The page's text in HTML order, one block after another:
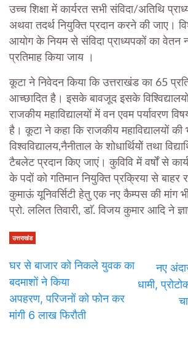
उच्च शिक्षा में कार्यरत सभी संविदा/अतिथि
अथवा तदर्थ नियुक्ति प्रदान करने की जाए।
आयोग के नियम से संविदा प्राध्यपकों का
प्रतिमाह किया जाय ।
कूटा ने निवेदन किया कि उत्तराखंड का 65
आच्छादित है। इसके बावजूद इसके
राजकीय महाविद्यालयों में वन एवम पर्यावरण
है। कूटा ने कहा कि राजकीय महाविद्यालयों की
विश्वविद्यालय,नैनीताल के शोधार्थियोें तथा
टैबलेट प्रदान किए जाएं। कुविवि में वर्षों से
के पदों को गतिमान नियुक्ति प्रक्रिया से
कुमाऊं यूनिवर्सिटी हेतु एक नए कैम्पस की मांग
प्रो. ललित तिवारी, डाॅ. विजय कुमार आदि ने
उत्तराखंड
घर से बाजार को निकले युवक का
बदमाशों ने किया
अपहरण, परिजनों को फोन कर
मांगी 6 लाख फिरौती
नए
धामी,